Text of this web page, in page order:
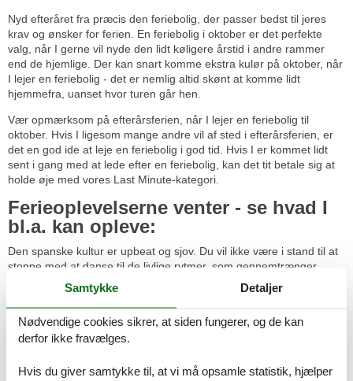
Nyd efteråret fra præcis den feriebolig, der passer bedst til jeres
krav og ønsker for ferien. En feriebolig i oktober er det perfekte
valg, når I gerne vil nyde den lidt køligere årstid i andre rammer
end de hjemlige. Der kan snart komme ekstra kulør på oktober, når
I lejer en feriebolig - det er nemlig altid skønt at komme lidt
hjemmefra, uanset hvor turen går hen.
Vær opmærksom på efterårsferien, når I lejer en feriebolig til
oktober. Hvis I ligesom mange andre vil af sted i efterårsferien, er
det en god ide at leje en feriebolig i god tid. Hvis I er kommet lidt
sent i gang med at lede efter en feriebolig, kan det tit betale sig at
holde øje med vores Last Minute-kategori.
Ferieoplevelserne venter - se hvad I
bl.a. kan opleve:
Den spanske kultur er upbeat og sjov. Du vil ikke være i stand til at
stoppe med at danse til de livlige rytmer, som gennemtrænger
byernes gader.
Alicante er altid travl. Den omegn af lufthavne og resorter gør det til
en vigtig turistdestination. Mens byen ved havet er kendt for sit
natteliv, dens strande og gamle bydel, er den et besøg værd.
Besøg Picasso museet i Barcelona og se på værkerne af den
berømte kunstner Pablo Picasso. Museet viser 4.251 af malerens
Samtykke Detaljer
Nødvendige cookies sikrer, at siden fungerer, og de kan
derfor ikke fravælges.
Hvis du giver samtykke til, at vi må opsamle statistik, hjælper